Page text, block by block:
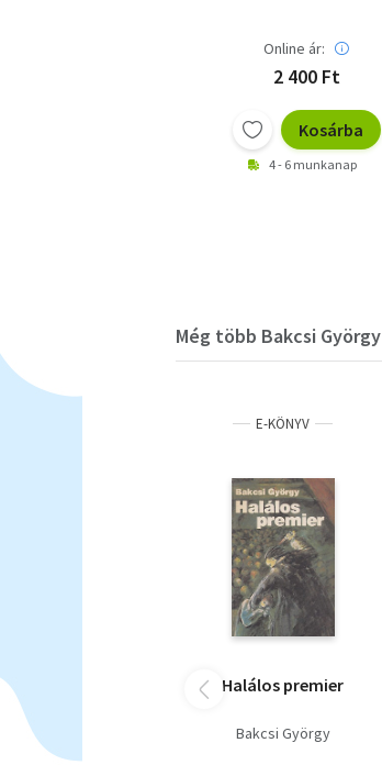
Online ár:
2 400 Ft
Kosárba
4 - 6 munkanap
Még több Bakcsi György
E-KÖNYV
Halálos premier
Bakcsi György